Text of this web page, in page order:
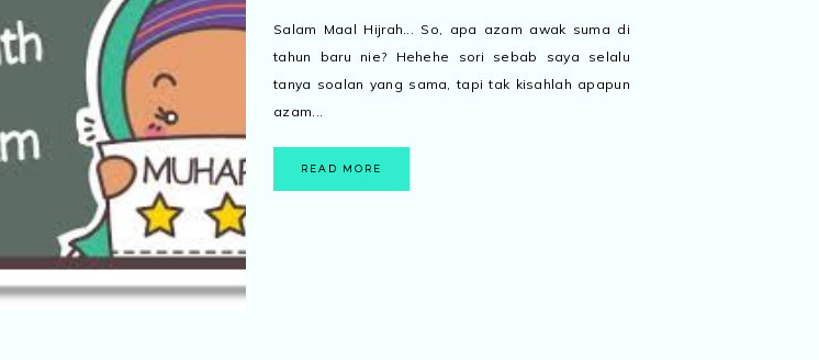
Salam Maal Hijrah... So, apa azam awak suma di
tahun baru nie? Hehehe sori sebab saya selalu
tanya soalan yang sama, tapi tak kisahlah apapun
azam...
READ MORE